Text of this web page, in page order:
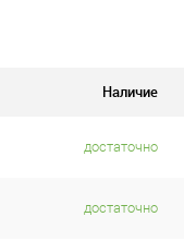
Наличие
достаточно
достаточно